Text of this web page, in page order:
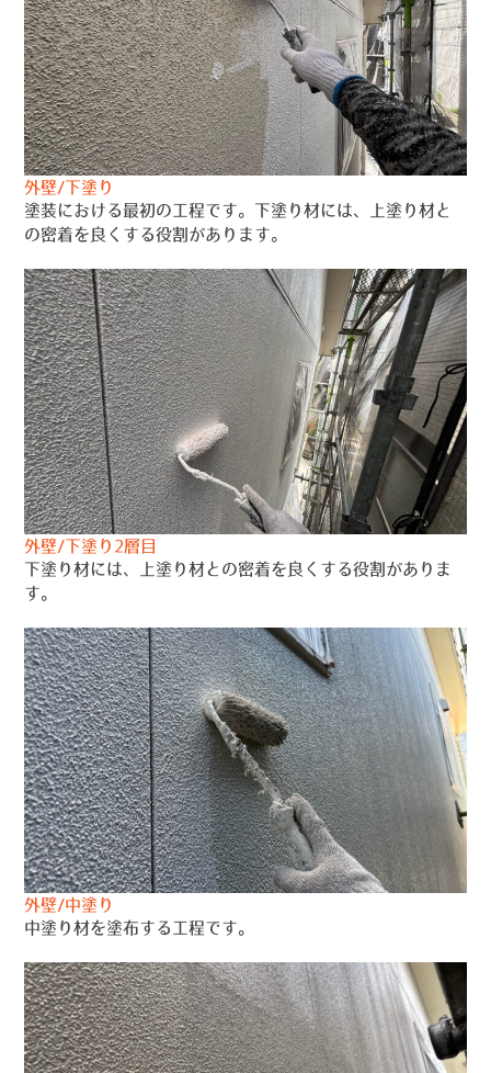
外壁/下塗り
塗装における最初の工程です。下塗り材には、上塗り材と
の密着を良くする役割があります。
外壁/下塗り2層目
下塗り材には、上塗り材との密着を良くする役割がありま
す。
外壁/中塗り
中塗り材を塗布する工程です。